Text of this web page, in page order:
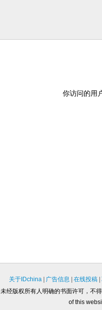
你访问的用
关于IDchina 广告信息 在线投稿
未经版权所有人明确的书面许可，不
of this